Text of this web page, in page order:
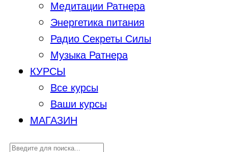
Медитации Ратнера
Энергетика питания
Радио Секреты Силы
Музыка Ратнера
КУРСЫ
Все курсы
Ваши курсы
МАГАЗИН